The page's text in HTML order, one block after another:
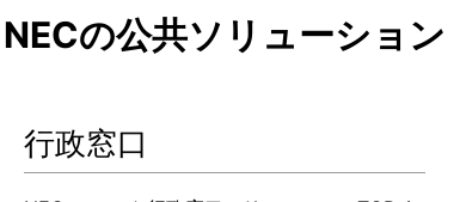
NECの公共ソリューション
行政窓口